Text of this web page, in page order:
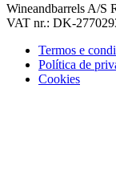
Wineandbarrels A/S
VAT nr.: DK-
Termos e
Política de
Cookies